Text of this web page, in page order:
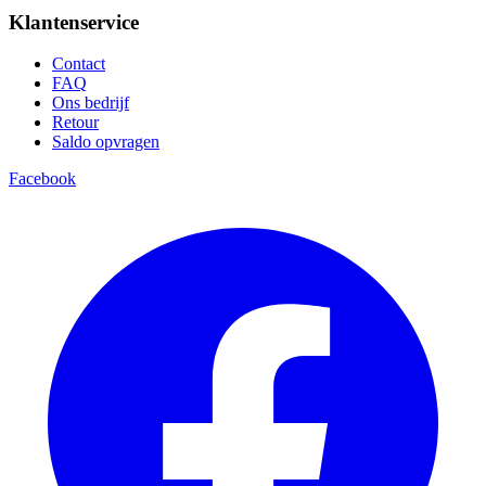
Klantenservice
Contact
FAQ
Ons bedrijf
Retour
Saldo opvragen
Facebook